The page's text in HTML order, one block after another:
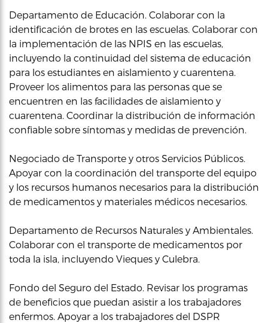
Departamento de Educación. Colaborar con la
identificación de brotes en las escuelas. Colaborar con
la implementación de las NPIS en las escuelas,
incluyendo la continuidad del sistema de educación
para los estudiantes en aislamiento y cuarentena.
Proveer los alimentos para las personas que se
encuentren en las facilidades de aislamiento y
cuarentena. Coordinar la distribución de información
confiable sobre síntomas y medidas de prevención.
Negociado de Transporte y otros Servicios Públicos.
Apoyar con la coordinación del transporte del equipo
y los recursos humanos necesarios para la distribución
de medicamentos y materiales médicos necesarios.
Departamento de Recursos Naturales y Ambientales.
Colaborar con el transporte de medicamentos por
toda la isla, incluyendo Vieques y Culebra.
Fondo del Seguro del Estado. Revisar los programas
de beneficios que puedan asistir a los trabajadores
enfermos. Apoyar a los trabajadores del DSPR